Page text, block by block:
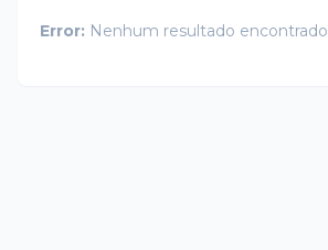
Error: Nenhum resultado encontrado